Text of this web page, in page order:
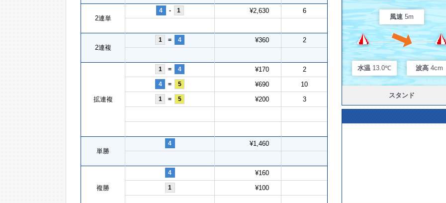
2連単
4 - 1 ¥2,630 6
2連複
1 = 4 ¥360 2
拡連複
1 = 4 ¥170 2
4 = 5 ¥690 10
1 = 5 ¥200 3
単勝
4 ¥1,460
複勝
4 ¥160
1 ¥100
風速 5m
水温 13.0℃ 波高 4cm
スタンド